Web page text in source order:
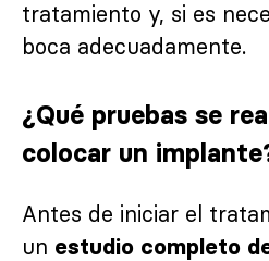
tratamiento y, si es
boca adecuadamente.
¿Qué pruebas se
colocar un
Antes de iniciar el
un estudio completo